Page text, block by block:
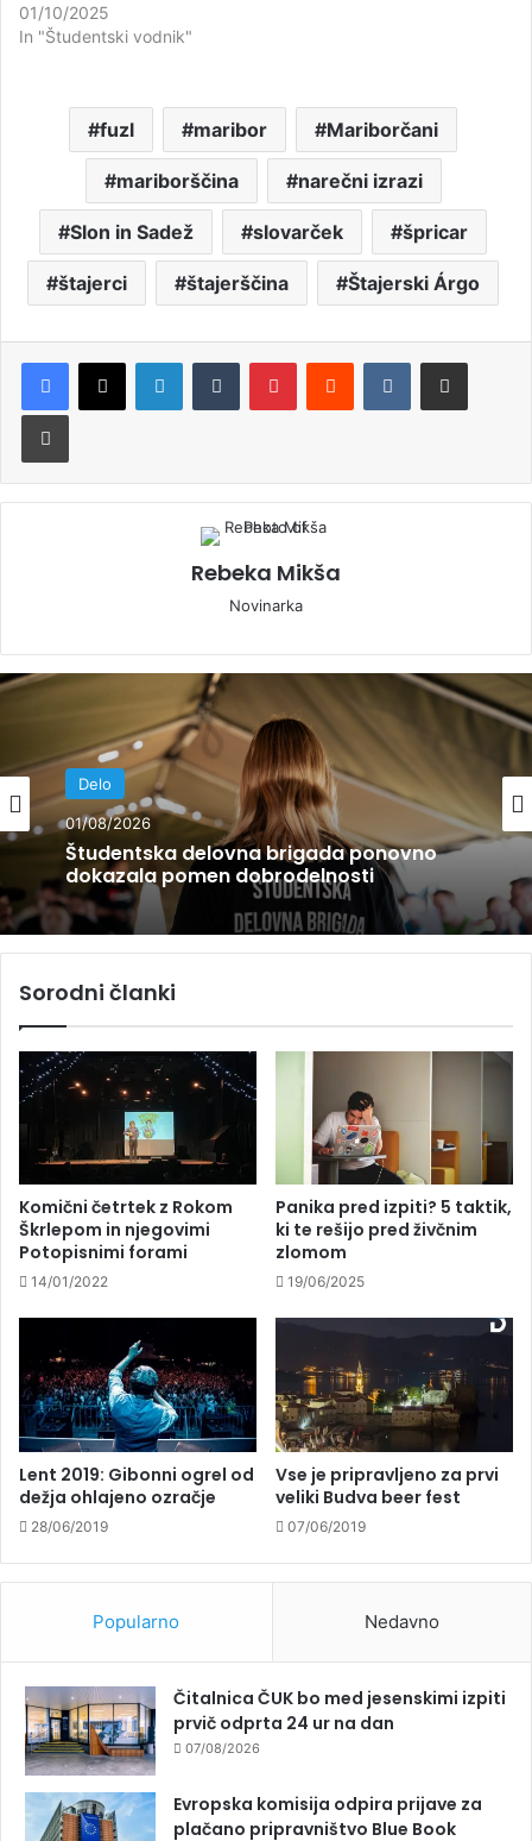
01/10/2025
In "Študentski vodnik"
fuzl maribor Mariborčani
mariborščina narečni izrazi
Slon in Sadež slovarček špricar
štajerci štajerščina Štajerski Árgo
Rebeka Mikša
Novinarka
Delo
01/08/2026
Študentska delovna brigada ponovno
dokazala pomen dobrodelnosti
Zabava
23/07/2026
Kam na poletni festival v Sloveniji? To so
dogodki, ki jih letos ne smeš zamuditi
Sorodni članki
Komični četrtek z Rokom
Škrlepom in njegovimi
Potopisnimi forami
14/01/2022
Panika pred izpiti? 5 taktik,
ki te rešijo pred živčnim
zlomom
19/06/2025
Lent 2019: Gibonni ogrel od
dežja ohlajeno ozračje
28/06/2019
Vse je pripravljeno za prvi
veliki Budva beer fest
07/06/2019
Popularno Nedavno
Čitalnica ČUK bo med jesenskimi izpiti
prvič odprta 24 ur na dan
07/08/2026
Evropska komisija odpira prijave za
plačano pripravništvo Blue Book